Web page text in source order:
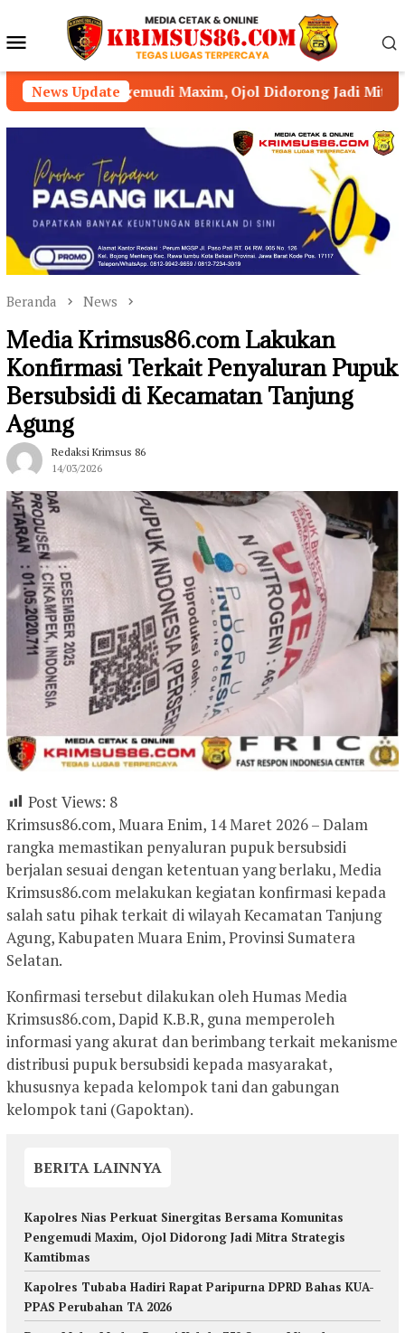
konten Menu
Mobile
News Update
Maxim, Ojol Didorong Jadi Mitra Strategis
Beranda News
Media Krimsus86.com Lakukan
Konfirmasi Terkait Penyaluran Pupuk
Bersubsidi di Kecamatan Tanjung
Agung
Redaksi Krimsus 86
14/03/2026
Post Views: 8
Krimsus86.com, Muara Enim, 14 Maret 2026 – Dalam
rangka memastikan penyaluran pupuk bersubsidi
berjalan sesuai dengan ketentuan yang berlaku, Media
Krimsus86.com melakukan kegiatan konfirmasi kepada
salah satu pihak terkait di wilayah Kecamatan Tanjung
Agung, Kabupaten Muara Enim, Provinsi Sumatera
Selatan.
Konfirmasi tersebut dilakukan oleh Humas Media
Krimsus86.com, Dapid K.B.R, guna memperoleh
informasi yang akurat dan berimbang terkait mekanisme
distribusi pupuk bersubsidi kepada masyarakat,
khususnya kepada kelompok tani dan gabungan
kelompok tani (Gapoktan).
BERITA LAINNYA
Kapolres Nias Perkuat Sinergitas Bersama Komunitas
Pengemudi Maxim, Ojol Didorong Jadi Mitra Strategis
Kamtibmas
Kapolres Tubaba Hadiri Rapat Paripurna DPRD Bahas KUA-
PPAS Perubahan TA 2026